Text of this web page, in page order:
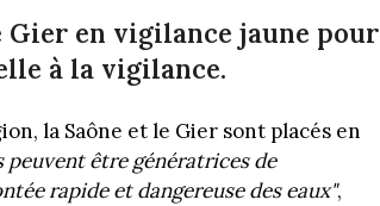
Gier en vigilance jaune pour
à la vigilance.
la Saône et le Gier sont placés en
peuvent être génératrices de
rapide et dangereuse des eaux",